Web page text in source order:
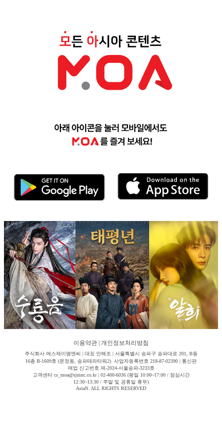
이용약관 개인정보처리방침
주식회사 에스제이엠엔씨 | 대표 안해조 | 서울특별시 송파구 송파대로 201, B동
16층 B-1609호 (문정동, 송파테라타워2) 사업자등록번호 218-87-02390 | 통신판
매업 신고번호 제-2024-서울송파-3233호
고객센터 cs_moa@sjmnc.co.kr | 02-400-6036 (평일 10:00~17:00 / 점심시간
12:30~13:30 / 주말 및 공휴일 휴무)
AsiaN. ALL RIGHTS RESERVED